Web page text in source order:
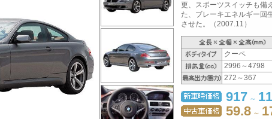
更、スポーツスイッチも備
た、ブレーキエネルギー回
させた。（2007.11）
クーペ
2996～4798
272～367
917 ～
59.8 ～